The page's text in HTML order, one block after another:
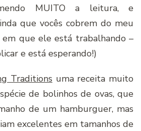
MUITO a leitura, e
que vocês cobrem do meu
que ele está trabalhando –
e está esperando!)
Traditions uma receita muito
de bolinhos de ovas, que
de um hamburguer, mas
excelentes em tamanhos de